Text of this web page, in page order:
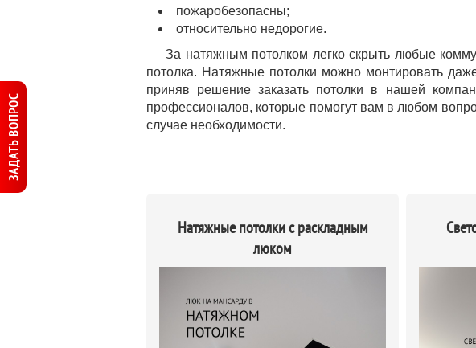
пожаробезопасны;
относительно недорогие.
За натяжным потолком легко скрыть любые
потолка. Натяжные потолки можно монтировать
приняв решение заказать потолки в нашей
профессионалов, которые помогут вам в любом
случае необходимости.
Натяжные потолки с раскладным
люком
ЗАДАТЬ ВОПРОС